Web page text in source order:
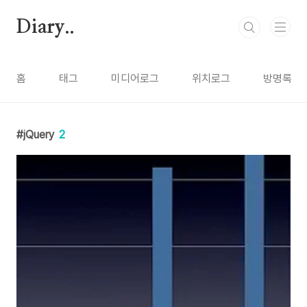
Diary..
홈 태그 미디어로그 위치로그 방명록
jQuery 2